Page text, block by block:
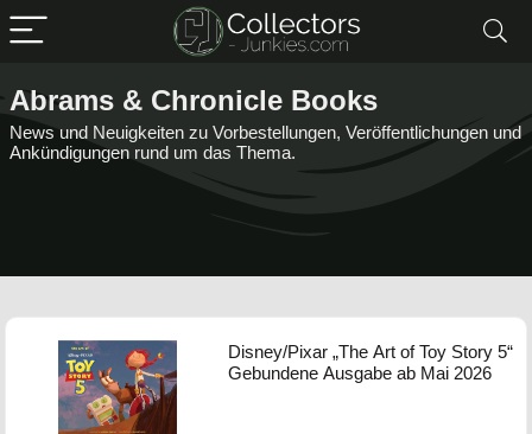
Abrams & Chronicle Books
News und Neuigkeiten zu Vorbestellungen, Veröffentlichungen und
Ankündigungen rund um das Thema.
Disney/Pixar „The Art of Toy Story 5“
Gebundene Ausgabe ab Mai 2026